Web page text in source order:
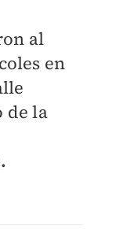
al
en
de la